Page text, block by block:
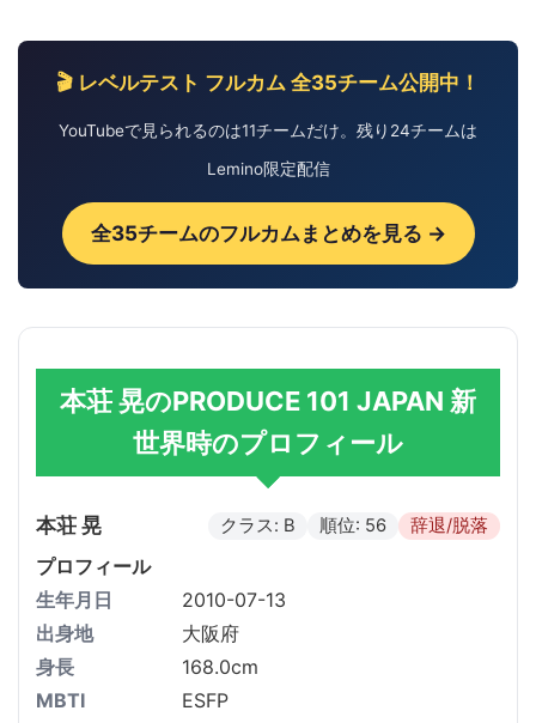
🎬 レベルテスト フルカム 全35チーム公開中！
YouTubeで見られるのは11チームだけ。残り24チームは
Lemino限定配信
全35チームのフルカムまとめを見る →
本荘 晃のPRODUCE 101 JAPAN 新
世界時のプロフィール
本荘 晃 クラス: B 順位: 56 辞退/脱落
プロフィール
生年月日
2010-07-13
出身地
大阪府
身長
168.0cm
MBTI
ESFP